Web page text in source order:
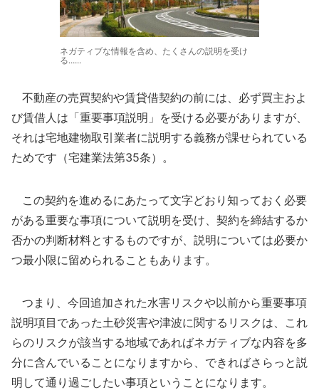
ネガティブな情報を含め、たくさんの説明を受け
る......
不動産の売買契約や賃貸借契約の前には、必ず買主およ
び賃借人は「重要事項説明」を受ける必要がありますが、
それは宅地建物取引業者に説明する義務が課せられている
ためです（宅建業法第35条）。
この契約を進めるにあたって文字どおり知っておく必要
がある重要な事項について説明を受け、契約を締結するか
否かの判断材料とするものですが、説明については必要か
つ最小限に留められることもあります。
つまり、今回追加された水害リスクや以前から重要事項
説明項目であった土砂災害や津波に関するリスクは、これ
らのリスクが該当する地域であればネガティブな内容を多
分に含んでいることになりますから、できればさらっと説
明して通り過ごしたい事項ということになります。